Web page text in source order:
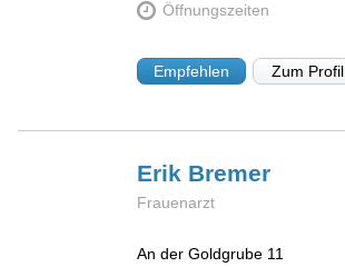
Öffnungszeiten
Empfehlen Zum Profil
Erik Bremer
Frauenarzt
An der Goldgrube 11